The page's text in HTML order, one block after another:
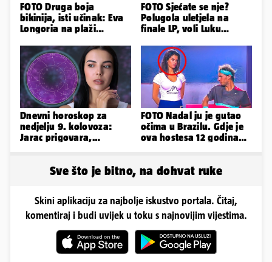
FOTO Druga boja
bikinija, isti učinak: Eva
Longoria na plaži
obline
FOTO Sjećate se nje?
Polugola uletjela na
finale LP, voli Luku
otrovala
Dnevni horoskop za
nedjelju 9. kolovoza:
Jarac prigovara,
FOTO Nadal ju je gutao
očima u Brazilu. Gdje je
ova hostesa 12 godina
Sve što je bitno, na dohvat ruke
Skini aplikaciju za najbolje iskustvo portala. Čitaj,
komentiraj i budi uvijek u toku s najnovijim vijestima.